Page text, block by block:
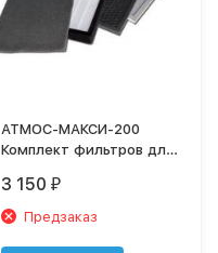
АТМОС-МАКСИ-200
Комплект фильтров для
3 150 ₽
Предзаказ